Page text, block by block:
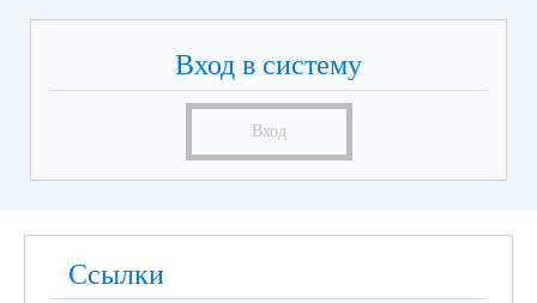
Вход в систему
Вход
Ссылки